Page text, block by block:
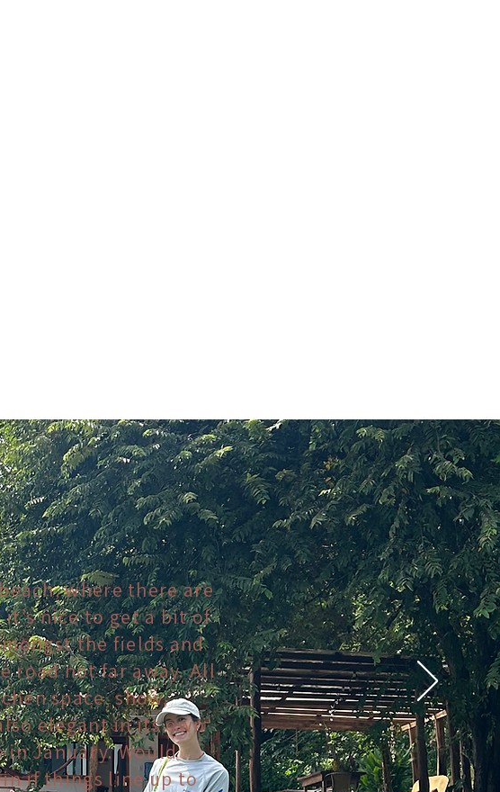
where there are
nice to get a bit of
the fields and
road not far away. All
space, show,
elegant in its own
in January. Would
if things line up to